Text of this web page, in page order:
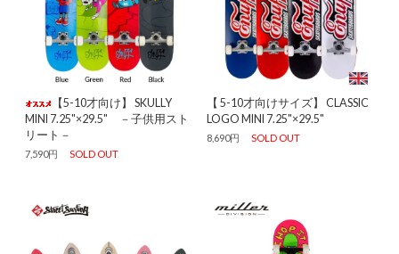
【5-10才向け】 SKULLY
MINI 7.25"×29.5" －子供用スト
リート－
7,590円 SOLD OUT
【 5-10才向けサイズ】 CLASSIC
LOGO MINI 7.25"×29.5"
8,690円 SOLD OUT